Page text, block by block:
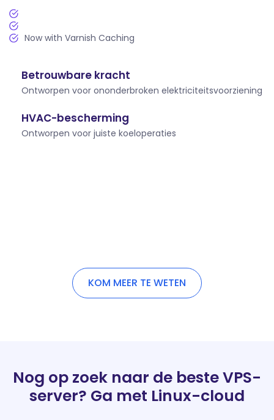
Now with Varnish Caching
Betrouwbare kracht
Ontworpen voor ononderbroken elektriciteitsvoorziening
HVAC-bescherming
Ontworpen voor juiste koeloperaties
KOM MEER TE WETEN
Nog op zoek naar de beste VPS-
server? Ga met Linux-cloud